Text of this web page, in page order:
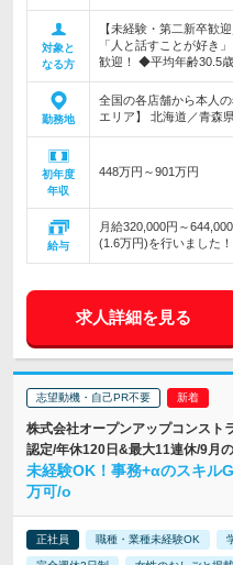
対象と
なる方
【未経験・第二新卒歓
「人と話すことが好き
歓迎！ ◆平均年齢30.5歳
勤務地
全国の各店舗から本人
エリア】 北海道／青森
初年度
年収
448万円～901万円
給与
月給320,000円～
(1.6万円)を行いました
求人詳細を見る
志望動機・自己PR不要
株式会社オープンアップコンスト
認定/年休120日&最大11連休/9月
未経験OK！事務+αのスキル
万可/o
正社員 職種・業種未経験OK